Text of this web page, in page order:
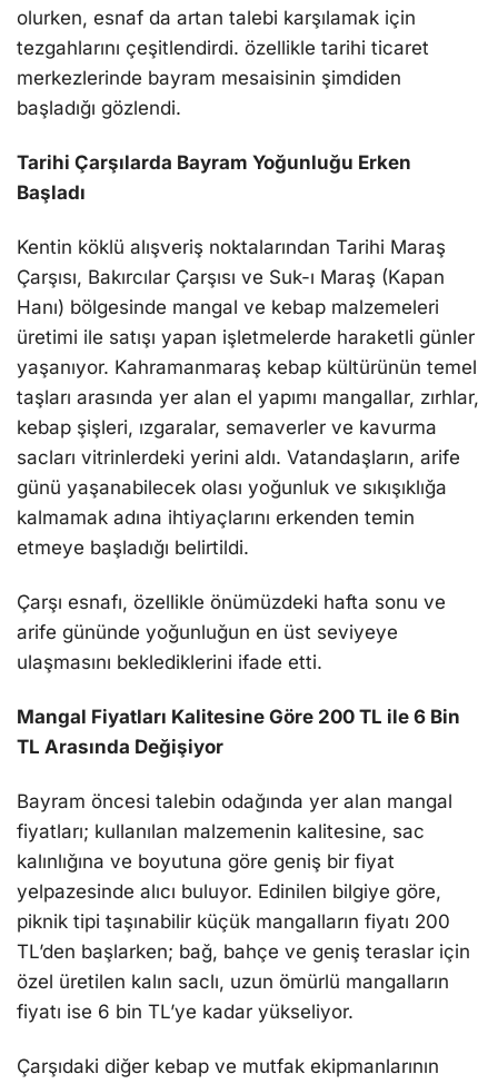
olurken, esnaf da artan talebi karşılamak için
tezgahlarını çeşitlendirdi. özellikle tarihi ticaret
merkezlerinde bayram mesaisinin şimdiden
başladığı gözlendi.
Tarihi Çarşılarda Bayram Yoğunluğu Erken
Başladı
Kentin köklü alışveriş noktalarından Tarihi Maraş
Çarşısı, Bakırcılar Çarşısı ve Suk-ı Maraş (Kapan
Hanı) bölgesinde mangal ve kebap malzemeleri
üretimi ile satışı yapan işletmelerde haraketli günler
yaşanıyor. Kahramanmaraş kebap kültürünün temel
taşları arasında yer alan el yapımı mangallar, zırhlar,
kebap şişleri, ızgaralar, semaverler ve kavurma
sacları vitrinlerdeki yerini aldı. Vatandaşların, arife
günü yaşanabilecek olası yoğunluk ve sıkışıklığa
kalmamak adına ihtiyaçlarını erkenden temin
etmeye başladığı belirtildi.
Çarşı esnafı, özellikle önümüzdeki hafta sonu ve
arife gününde yoğunluğun en üst seviyeye
ulaşmasını beklediklerini ifade etti.
Mangal Fiyatları Kalitesine Göre 200 TL ile 6 Bin
TL Arasında Değişiyor
Bayram öncesi talebin odağında yer alan mangal
fiyatları; kullanılan malzemenin kalitesine, sac
kalınlığına ve boyutuna göre geniş bir fiyat
yelpazesinde alıcı buluyor. Edinilen bilgiye göre,
piknik tipi taşınabilir küçük mangalların fiyatı 200
TL’den başlarken; bağ, bahçe ve geniş teraslar için
özel üretilen kalın saclı, uzun ömürlü mangalların
fiyatı ise 6 bin TL’ye kadar yükseliyor.
Çarşıdaki diğer kebap ve mutfak ekipmanlarının